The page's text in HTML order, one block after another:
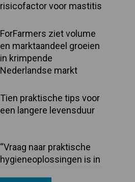
risicofactor voor mastitis
ForFarmers ziet volume
en marktaandeel groeien
in krimpende
Nederlandse markt
Tien praktische tips voor
een langere levensduur
“Vraag naar praktische
hygieneoplossingen is in